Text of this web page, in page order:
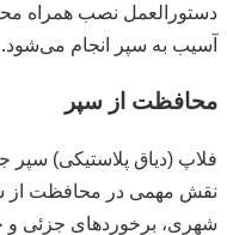
دستورالعمل نصب همراه
آسیب به سپر انجام می‌شود.
محافظت از سپر
نقش مهمی در محافظت از
شهری، برخوردهای جزئی